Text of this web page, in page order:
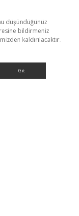
düşündüğünüz
bildirmeniz
kaldırılacaktır.